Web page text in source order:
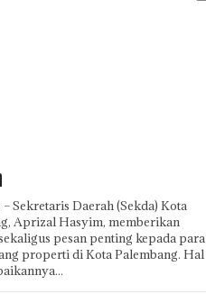
Sekretaris Daerah (Sekda) Kota
Aprizal Hasyim, memberikan
pesan penting kepada para
properti di Kota Palembang. Hal